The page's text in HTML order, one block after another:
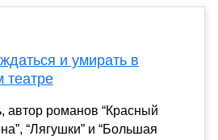
и умирать в
театре
автор романов “Красный
“Лягушки” и “Большая